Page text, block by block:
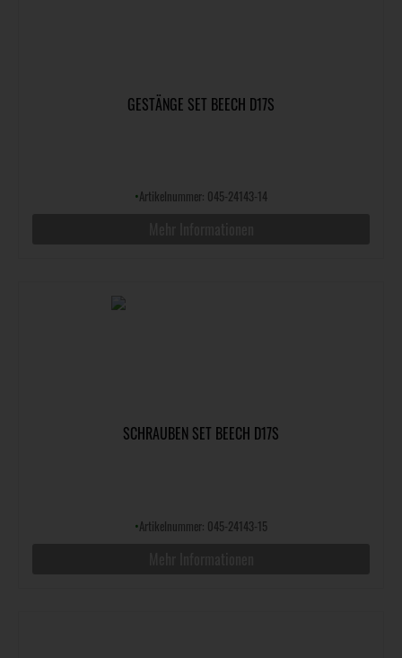
GESTÄNGE SET BEECH D17S
•Artikelnummer: 045-24143-14
SCHRAUBEN SET BEECH D17S
•Artikelnummer: 045-24143-15